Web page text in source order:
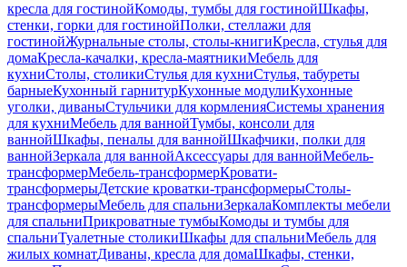
кресла для гостинойКомоды, тумбы для гостинойШкафы,
стенки, горки для гостинойПолки, стеллажи для
гостинойЖурнальные столы, столы-книгиКресла, стулья для
домаКресла-качалки, кресла-маятникиМебель для
кухниСтолы, столикиСтулья для кухниСтулья, табуреты
барныеКухонный гарнитурКухонные модулиКухонные
уголки, диваныСтульчики для кормленияСистемы хранения
для кухниМебель для ваннойТумбы, консоли для
ваннойШкафы, пеналы для ваннойШкафчики, полки для
ваннойЗеркала для ваннойАксессуары для ваннойМебель-
трансформерМебель-трансформерКровати-
трансформерыДетские кроватки-трансформерыСтолы-
трансформерыМебель для спальниЗеркалаКомплекты мебели
для спальниПрикроватные тумбыКомоды и тумбы для
спальниТуалетные столикиШкафы для спальниМебель для
жилых комнатДиваны, кресла для домаШкафы, стенки,